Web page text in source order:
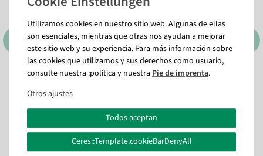
Bolsa de papel con
corazones de colores 35 x 26
x 12 cm
Disponible de inmediato
23,74 €
19,95 EUR más IVA
Bolsa de transporte Gracias
23,74 €
19,95 EUR más IVA
Utilizamos cookies en nuestro sitio web. Algunas de ellas
son esenciales, mientras que otras nos ayudan a mejorar
este sitio web y su experiencia. Para más información sobre
las cookies que utilizamos y sus derechos como usuario,
consulte nuestra :política y nuestra Pie de imprenta.
Otros ajustes
Todos aceptan
Ceres::Template.cookieBarDenyAll